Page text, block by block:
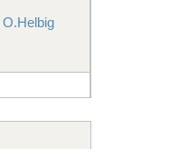
O.Helbig